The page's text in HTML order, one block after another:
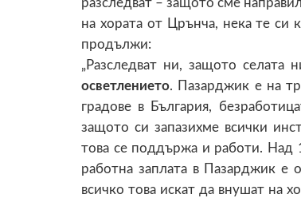
на хората от Црънча, нека те си
продължи:
„Разследват ни, защото селата
осветлението. Пазарджик е на
градове в България,
защото си запазихме всички
това се поддържа и работи. Над
работна заплата в Пазарджик е
всичко това искат да внушат на